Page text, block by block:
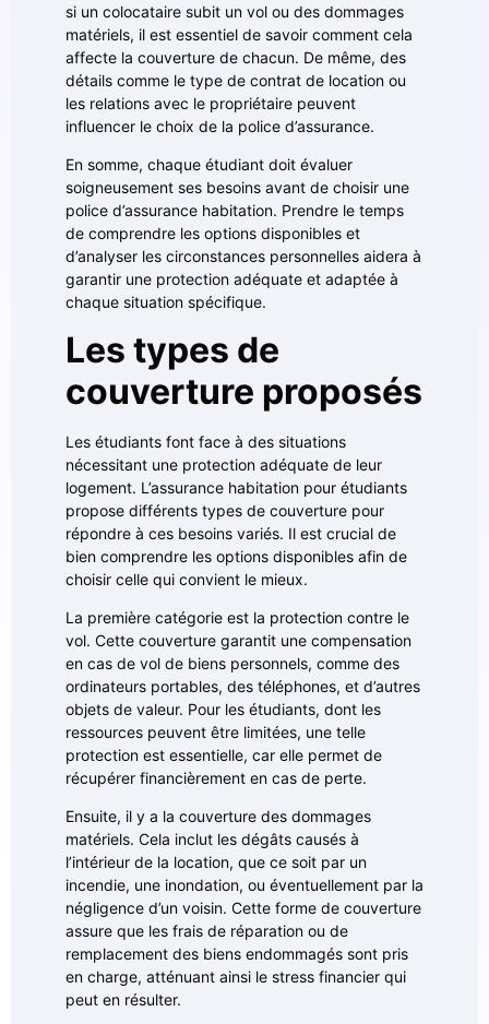
si un colocataire subit un vol ou des dommages
matériels, il est essentiel de savoir comment cela
affecte la couverture de chacun. De même, des
détails comme le type de contrat de location ou
les relations avec le propriétaire peuvent
influencer le choix de la police d’assurance.
En somme, chaque étudiant doit évaluer
soigneusement ses besoins avant de choisir une
police d’assurance habitation. Prendre le temps
de comprendre les options disponibles et
d’analyser les circonstances personnelles aidera à
garantir une protection adéquate et adaptée à
chaque situation spécifique.
Les types de
couverture proposés
Les étudiants font face à des situations
nécessitant une protection adéquate de leur
logement. L’assurance habitation pour étudiants
propose différents types de couverture pour
répondre à ces besoins variés. Il est crucial de
bien comprendre les options disponibles afin de
choisir celle qui convient le mieux.
La première catégorie est la protection contre le
vol. Cette couverture garantit une compensation
en cas de vol de biens personnels, comme des
ordinateurs portables, des téléphones, et d’autres
objets de valeur. Pour les étudiants, dont les
ressources peuvent être limitées, une telle
protection est essentielle, car elle permet de
récupérer financièrement en cas de perte.
Ensuite, il y a la couverture des dommages
matériels. Cela inclut les dégâts causés à
l’intérieur de la location, que ce soit par un
incendie, une inondation, ou éventuellement par la
négligence d’un voisin. Cette forme de couverture
assure que les frais de réparation ou de
remplacement des biens endommagés sont pris
en charge, atténuant ainsi le stress financier qui
peut en résulter.